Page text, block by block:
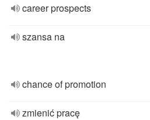
career prospects
szansa na
chance of promotion
zmienić pracę